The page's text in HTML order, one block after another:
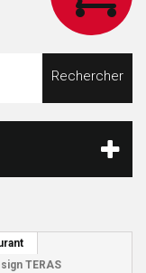
Rechercher
TERAS